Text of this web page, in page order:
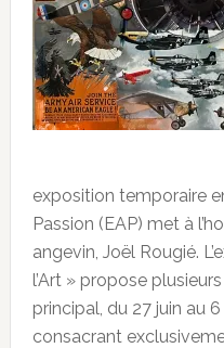
exposition temporaire
Passion (EAP) met à
angevin, Joël Rougié.
l’Art » propose
principal, du 27 juin au
consacrant